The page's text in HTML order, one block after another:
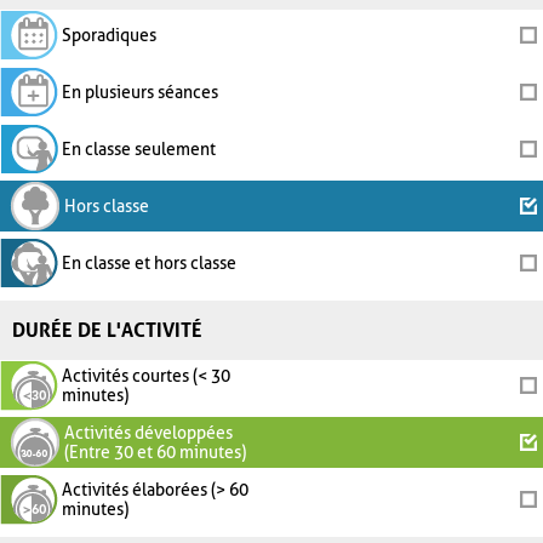
Sporadiques
En plusieurs séances
En classe seulement
Hors classe
En classe et hors classe
DURÉE DE L'ACTIVITÉ
Activités courtes (< 30
minutes)
Activités développées
(Entre 30 et 60 minutes)
Activités élaborées (> 60
minutes)